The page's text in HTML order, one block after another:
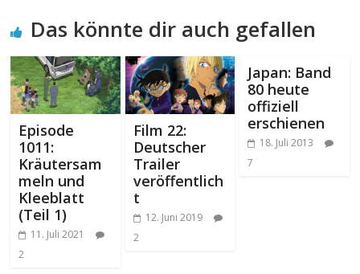
Das könnte dir auch gefallen
Episode
1011:
Kräutersam
meln und
Kleeblatt
(Teil 1)
11. Juli 2021
2
Film 22:
Deutscher
Trailer
veröffentlich
t
12. Juni 2019
2
Japan: Band
80 heute
offiziell
erschienen
18. Juli 2013
7